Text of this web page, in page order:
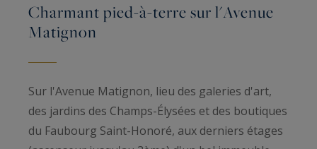
Charmant pied-à-terre sur l'Avenue
Matignon
Sur l'Avenue Matignon, lieu des galeries d'art,
des jardins des Champs-Élysées et des boutiques
du Faubourg Saint-Honoré, aux derniers étages